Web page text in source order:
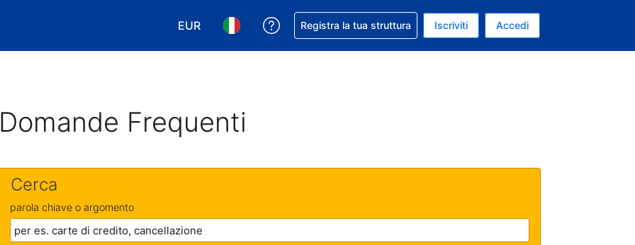
EUR
Scegli la tua valuta. Valuta attuale: Euro
Scegli la tua lingua. Lingua attuale: Italiano
Ricevi aiuto con la prenotazione
Registra la tua struttura Iscriviti Accedi
Domande Frequenti
Cerca
parola chiave o argomento